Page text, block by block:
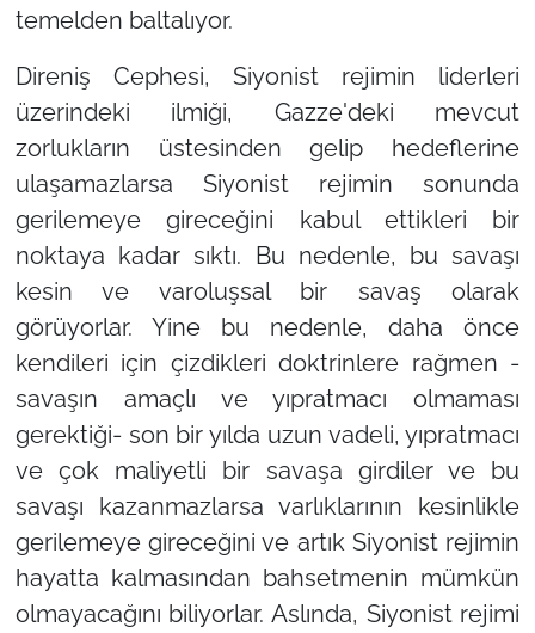
temelden baltalıyor.
Direniş Cephesi, Siyonist rejimin liderleri
üzerindeki ilmiği, Gazze'deki mevcut
zorlukların üstesinden gelip hedeflerine
ulaşamazlarsa Siyonist rejimin sonunda
gerilemeye gireceğini kabul ettikleri bir
noktaya kadar sıktı. Bu nedenle, bu savaşı
kesin ve varoluşsal bir savaş olarak
görüyorlar. Yine bu nedenle, daha önce
kendileri için çizdikleri doktrinlere rağmen -
savaşın amaçlı ve yıpratmacı olmaması
gerektiği- son bir yılda uzun vadeli, yıpratmacı
ve çok maliyetli bir savaşa girdiler ve bu
savaşı kazanmazlarsa varlıklarının kesinlikle
gerilemeye gireceğini ve artık Siyonist rejimin
hayatta kalmasından bahsetmenin mümkün
olmayacağını biliyorlar. Aslında, Siyonist rejimi